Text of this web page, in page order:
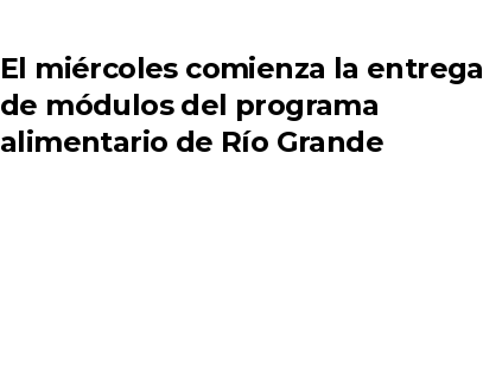
El miércoles comienza la entrega
de módulos del programa
alimentario de Río Grande